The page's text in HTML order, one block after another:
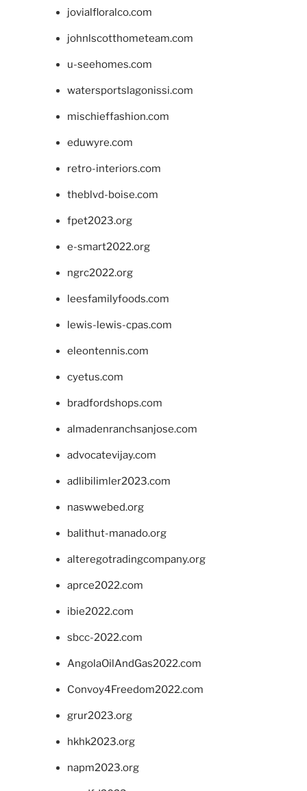
jovialfloralco.com
johnlscotthometeam.com
u-seehomes.com
watersportslagonissi.com
mischieffashion.com
eduwyre.com
retro-interiors.com
theblvd-boise.com
fpet2023.org
e-smart2022.org
ngrc2022.org
leesfamilyfoods.com
lewis-lewis-cpas.com
eleontennis.com
cyetus.com
bradfordshops.com
almadenranchsanjose.com
advocatevijay.com
adlibilimler2023.com
naswwebed.org
balithut-manado.org
alteregotradingcompany.org
aprce2022.com
ibie2022.com
sbcc-2022.com
AngolaOilAndGas2022.com
Convoy4Freedom2022.com
grur2023.org
hkhk2023.org
napm2023.org